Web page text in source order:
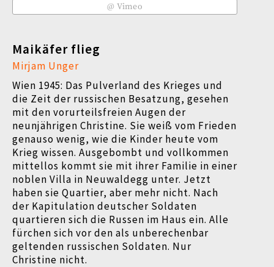
@ Vimeo
Maikäfer flieg
Mirjam Unger
Wien 1945: Das Pulverland des Krieges und
die Zeit der russischen Besatzung, gesehen
mit den vorurteilsfreien Augen der
neunjährigen Christine. Sie weiß vom Frieden
genauso wenig, wie die Kinder heute vom
Krieg wissen. Ausgebombt und vollkommen
mittellos kommt sie mit ihrer Familie in einer
noblen Villa in Neuwaldegg unter. Jetzt
haben sie Quartier, aber mehr nicht. Nach
der Kapitulation deutscher Soldaten
quartieren sich die Russen im Haus ein. Alle
fürchen sich vor den als unberechenbar
geltenden russischen Soldaten. Nur
Christine nicht.